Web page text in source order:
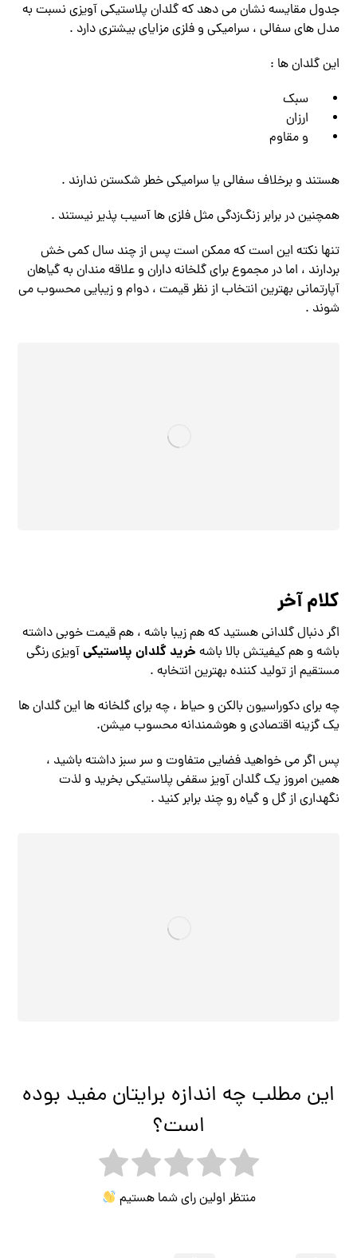
جدول مقایسه نشان می‌ دهد که گلدان پلاستیکی آویزی نسبت به
مدل‌ های سفالی ، سرامیکی و فلزی مزایای بیشتری دارد .
این گلدان‌ ها :
سبک
ارزان
و مقاوم
هستند و برخلاف سفالی یا سرامیکی خطر شکستن ندارند .
همچنین در برابر زنگ‌زدگی مثل فلزی ها آسیب پذیر نیستند .
تنها نکته این است که ممکن است پس از چند سال کمی خش
بردارند ، اما در مجموع برای گلخانه ‌داران و علاقه‌ مندان به گیاهان
آپارتمانی بهترین انتخاب از نظر قیمت ، دوام و زیبایی محسوب می‌
شوند .
کلام آخر
اگر دنبال گلدانی هستید که هم زیبا باشه ، هم قیمت خوبی داشته
باشه و هم کیفیتش بالا باشه خرید گلدان پلاستیکیآویزی رنگی
مستقیم از تولید کننده بهترین انتخابه .
چه برای دکوراسیون بالکن و حیاط ، چه برای گلخانه‌ ها این گلدان ها
یک گزینه اقتصادی و هوشمندانه محسوب میشن.
پس اگر می ‌خواهید فضایی متفاوت و سر سبز داشته باشید ،
همین امروز یک گلدان آویز سقفی پلاستیکی بخرید و لذت
نگهداری از گل و گیاه رو چند برابر کنید .
این مطلب چه اندازه برایتان مفید بوده
است؟
منتظر اولین رای شما هستیم